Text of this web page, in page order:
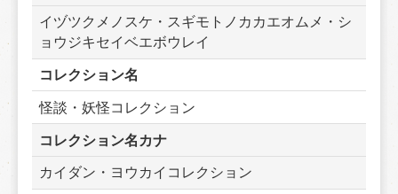
イヅツクメノスケ・スギモトノカカエオムメ・シ
ョウジキセイベエボウレイ
コレクション名
怪談・妖怪コレクション
コレクション名カナ
カイダン・ヨウカイコレクション